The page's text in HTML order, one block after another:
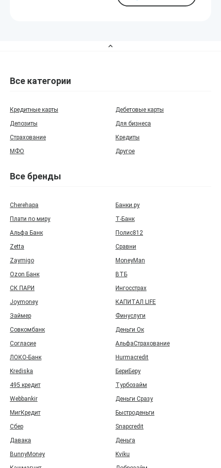
Все категории
Кредитные карты
Дебетовые карты
Депозиты
Для бизнеса
Страхование
Кредиты
МФО
Другое
Все бренды
Cherehapa
Банки.ру
Плати по миру
Т‑Банк
Альфа Банк
Полис812
Zetta
Сравни
Zaymigo
MoneyMan
Ozon Банк
ВТБ
СК ПАРИ
Ингосстрах
Joymoney
КАПИТАЛ LIFE
Займер
Финуслуги
Совкомбанк
Деньги Ок
Согласие
АльфаСтрахование
ЛОКО-Банк
Hurmacredit
Krediska
БериБеру
495 кредит
Турбозайм
Webbankir
Деньги Сразу
МигКредит
Быстроденьги
Сбер
Snapcredit
Давака
Деньга
BunnyMoney
Kviku